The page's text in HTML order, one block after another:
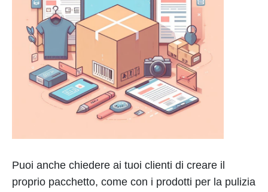
Puoi anche chiedere ai tuoi clienti di creare il
proprio pacchetto, come con i prodotti per la pulizia